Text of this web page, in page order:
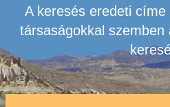
A keresés eredeti
társaságokkal szemben